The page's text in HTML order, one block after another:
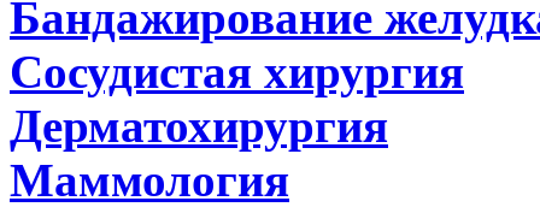
Бандажирование
Сосудистая хирургия
Дерматохирургия
Маммология